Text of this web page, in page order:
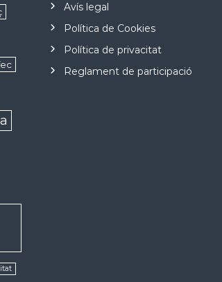
Avís legal
Política de Cookies
Política de privacitat
Reglament de participació